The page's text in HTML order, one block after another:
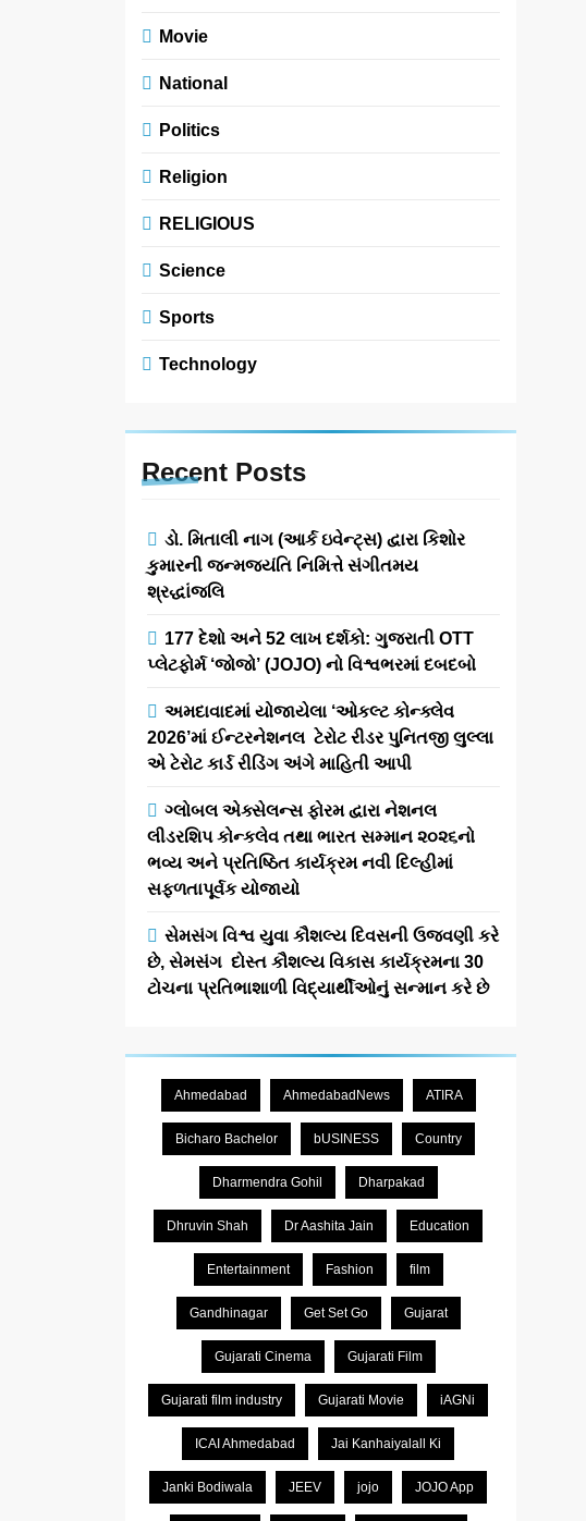
Movie
National
Politics
Religion
RELIGIOUS
Science
Sports
Technology
Recent Posts
ડો. મિતાલી નાગ (આર્ક ઇવેન્ટ્સ) દ્વારા કિશોર
કુમારની જન્મજયંતિ નિમિત્તે સંગીતમય
શ્રદ્ધાંજલિ
177 દેશો અને 52 લાખ દર્શકો: ગુજરાતી OTT
પ્લેટફોર્મ ‘જોજો’ (JOJO) નો વિશ્વભરમાં દબદબો
અમદાવાદમાં યોજાયેલા ‘ઓકલ્ટ કોન્ક્લેવ
2026’માં ઈન્ટરનેશનલ ટેરોટ રીડર પુનિતજી લુલ્લા
એ ટેરોટ કાર્ડ રીડિંગ અંગે માહિતી આપી
ગ્લોબલ એક્સેલન્સ ફોરમ દ્વારા નેશનલ
લીડરશિપ કોન્કલેવ તથા ભારત સમ્માન ૨૦૨૬નો
ભવ્ય અને પ્રતિષ્ઠિત કાર્યક્રમ નવી દિલ્હીમાં
સફળતાપૂર્વક યોજાયો
સેમસંગ વિશ્વ યુવા કૌશલ્ય દિવસની ઉજવણી કરે
છે, સેમસંગ દોસ્ત કૌશલ્ય વિકાસ કાર્યક્રમના 30
ટોચના પ્રતિભાશાળી વિદ્યાર્થીઓનું સન્માન કરે છે
Ahmedabad AhmedabadNews ATIRA
Bicharo Bachelor bUSINESS Country
Dharmendra Gohil Dharpakad
Dhruvin Shah Dr Aashita Jain Education
Entertainment Fashion film
Gandhinagar Get Set Go Gujarat
Gujarati Cinema Gujarati Film
Gujarati film industry Gujarati Movie iAGNi
ICAI Ahmedabad Jai Kanhaiyalall Ki
Janki Bodiwala JEEV jojo JOJO App